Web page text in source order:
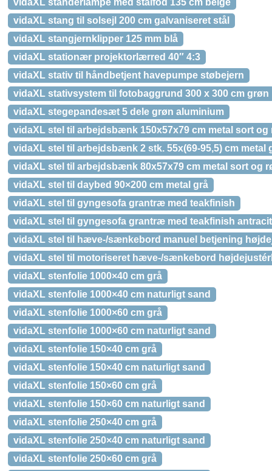
vidaXL standerlampe med stålfod 135 cm beige
vidaXL stang til solsejl 200 cm galvaniseret stål
vidaXL stangjernklipper 125 mm blå
vidaXL stationær projektorlærred 40″ 4:3
vidaXL stativ til håndbetjent havepumpe støbejern
vidaXL stativsystem til fotobaggrund 300 x 300 cm grøn
vidaXL stegepandesæt 5 dele grøn aluminium
vidaXL stel til arbejdsbænk 150x57x79 cm metal sort og
vidaXL stel til arbejdsbænk 2 stk. 55x(69-95,5) cm metal
vidaXL stel til arbejdsbænk 80x57x79 cm metal sort og
vidaXL stel til daybed 90×200 cm metal grå
vidaXL stel til gyngesofa grantræ med teakfinish
vidaXL stel til gyngesofa grantræ med teakfinish
vidaXL stel til hæve-/sænkebord manuel betjening
vidaXL stel til motoriseret hæve-/sænkebord
vidaXL stenfolie 1000×40 cm grå
vidaXL stenfolie 1000×40 cm naturligt sand
vidaXL stenfolie 1000×60 cm grå
vidaXL stenfolie 1000×60 cm naturligt sand
vidaXL stenfolie 150×40 cm grå
vidaXL stenfolie 150×40 cm naturligt sand
vidaXL stenfolie 150×60 cm grå
vidaXL stenfolie 150×60 cm naturligt sand
vidaXL stenfolie 250×40 cm grå
vidaXL stenfolie 250×40 cm naturligt sand
vidaXL stenfolie 250×60 cm grå